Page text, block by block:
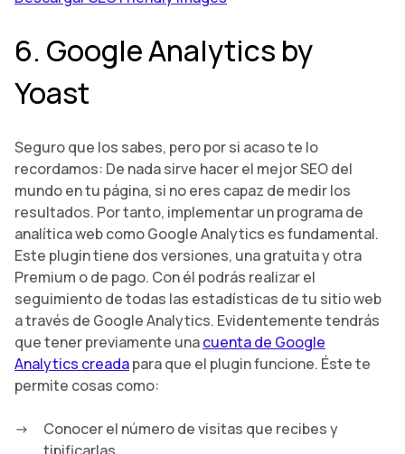
6. Google Analytics by
Yoast
Seguro que los sabes, pero por si acaso te lo
recordamos: De nada sirve hacer el mejor SEO del
mundo en tu página, si no eres capaz de medir los
resultados. Por tanto, implementar un programa de
analítica web como Google Analytics es fundamental.
Este plugin tiene dos versiones, una gratuita y otra
Premium o de pago. Con él podrás realizar el
seguimiento de todas las estadísticas de tu sitio web
a través de Google Analytics. Evidentemente tendrás
que tener previamente unacuenta de Google
Analytics creadapara que el plugin funcione. Éste te
permite cosas como:
Conocer el número de visitas que recibes y